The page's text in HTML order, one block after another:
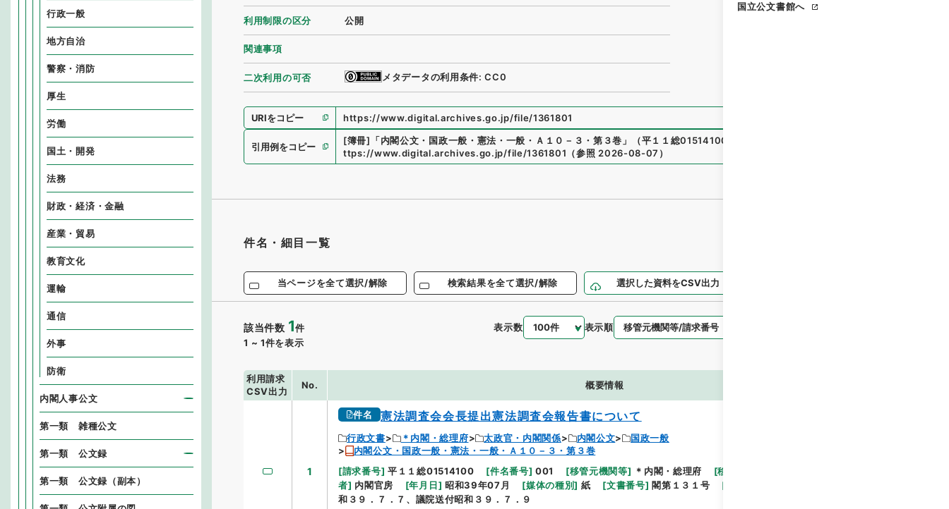
国立公文書館へ
利用制限の区分 公開
関連事項
二次利用の可否 メタデータの利用条件: CC0
URIをコピー https://www.digital.archives.go.jp/file/1361801
引用例をコピー
[簿冊] 「内閣公文・国政一般・憲法・一般・Ａ１０－３・第３巻 」 （平１１総01514100
ttps://www.digital.archives.go.jp/file/1361801 （参照 2026-08-07 ）
件名・細目一覧
当ページを全て選択/解除 検索結果を全て選択/解除 選択した資料をCSV出力
該当件数 1件
1 ~ 1件を表示
表示数 表示順
利用請求
CSV出力
No. 概要情報
1
件名 憲法調査会会長提出憲法調査会報告書について
行政文書 ＊内閣・総理府 太政官・内閣関係 内閣公文
国政一般
内閣公文・国政一般・憲法・一般・Ａ１０－３・第３巻
[請求番号] 平１１総01514100 [件名番号] 001 [移管元機関等] ＊内閣・総理府 [移管等年度
者] 内閣官房 [年月日] 昭和39年07月 [媒体の種別] 紙 [文書番号] 閣第１３１号 [
和３９．７．７、議院送付昭和３９．７．９
行政一般
地方自治
警察・消防
厚生
労働
国土・開発
法務
財政・経済・金融
産業・貿易
教育文化
運輸
通信
外事
防衛
内閣人事公文
第一類 雑種公文
第一類 公文録
第一類 公文録（副本）